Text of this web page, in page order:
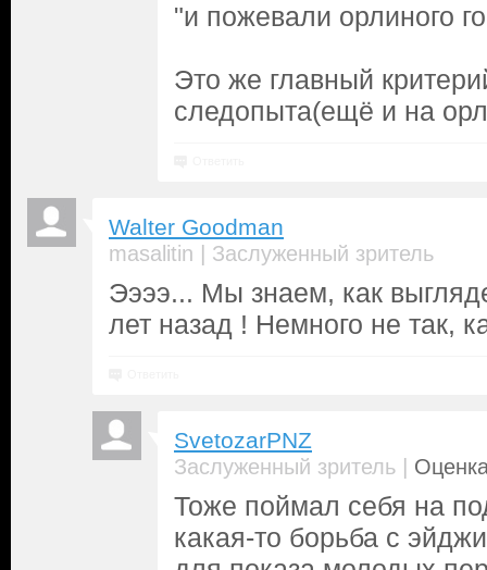
"и пожевали орлиного
Это же главный
следопыта(ещё и на
Walter Goodman
masalitin | Заслуженный зритель
Ээээ... Мы знаем, как
лет назад ! Немного не так,
SvetozarPNZ
Заслуженный зритель |
Тоже поймал себя на
какая-то борьба с